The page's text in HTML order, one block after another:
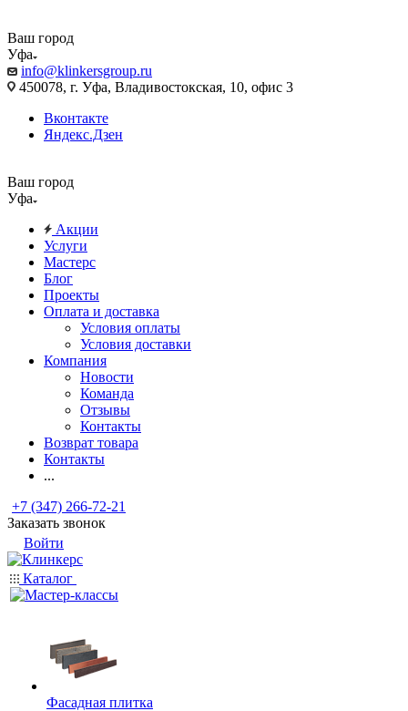
Ваш город
Уфа
info@klinkersgroup.ru
450078, г. Уфа, Владивостокская, 10, офис 3
Вконтакте
Яндекс.Дзен
Ваш город
Уфа
Акции
Услуги
Мастерс
Блог
Проекты
Оплата и доставка
Условия оплаты
Условия доставки
Компания
Новости
Команда
Отзывы
Контакты
Возврат товара
Контакты
...
+7 (347) 266-72-21
Заказать звонок
Войти
Каталог
Фасадная плитка